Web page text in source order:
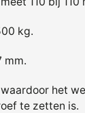
kg.
mm.
het
te zetten is.